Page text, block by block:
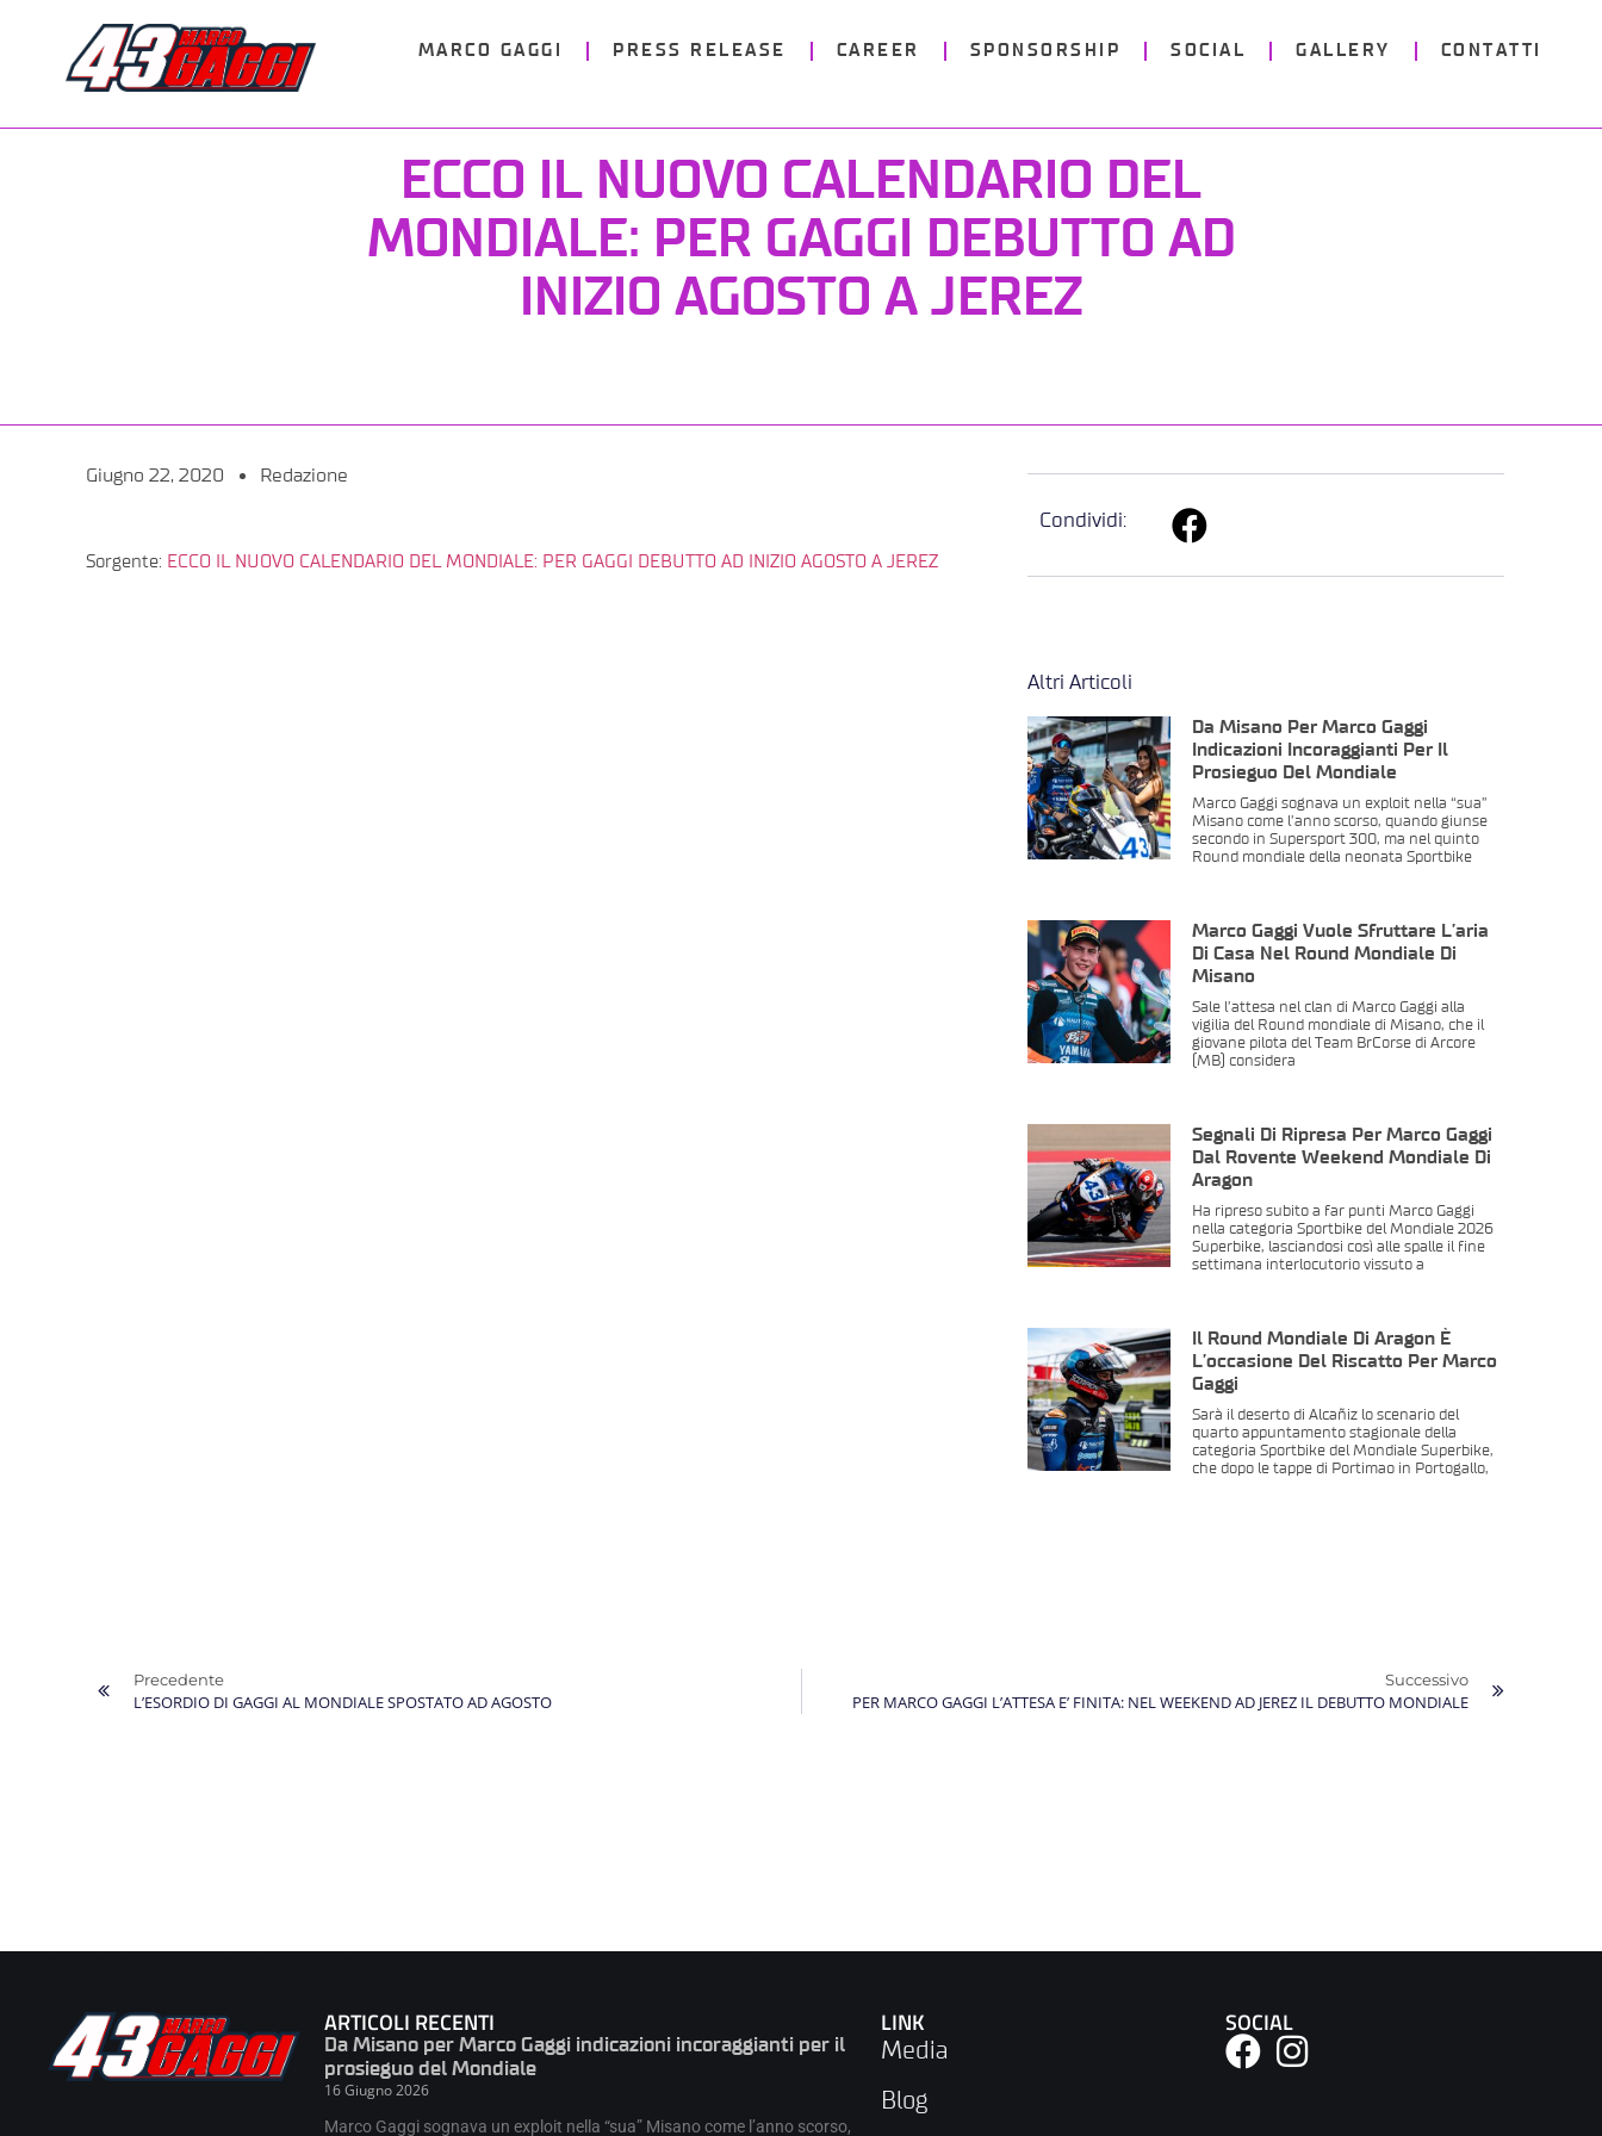
MARCO GAGGI PRESS RELEASE CAREER SPONSORSHIP SOCIAL GALLERY CONTATTI
ECCO IL NUOVO CALENDARIO DEL
MONDIALE: PER GAGGI DEBUTTO AD
INIZIO AGOSTO A JEREZ
Giugno 22, 2020 Redazione
Sorgente: ECCO IL NUOVO CALENDARIO DEL MONDIALE: PER GAGGI DEBUTTO AD INIZIO AGOSTO A JEREZ
Condividi:
Altri Articoli
Da Misano Per Marco Gaggi
Indicazioni Incoraggianti Per Il
Prosieguo Del Mondiale
Marco Gaggi sognava un exploit nella “sua”
Misano come l’anno scorso, quando giunse
secondo in Supersport 300, ma nel quinto
Round mondiale della neonata Sportbike
Marco Gaggi Vuole Sfruttare L’aria
Di Casa Nel Round Mondiale Di
Misano
Sale l’attesa nel clan di Marco Gaggi alla
vigilia del Round mondiale di Misano, che il
giovane pilota del Team BrCorse di Arcore
(MB) considera
Segnali Di Ripresa Per Marco Gaggi
Dal Rovente Weekend Mondiale Di
Aragon
Ha ripreso subito a far punti Marco Gaggi
nella categoria Sportbike del Mondiale 2026
Superbike, lasciandosi così alle spalle il fine
settimana interlocutorio vissuto a
Il Round Mondiale Di Aragon È
L’occasione Del Riscatto Per Marco
Gaggi
Sarà il deserto di Alcañiz lo scenario del
quarto appuntamento stagionale della
categoria Sportbike del Mondiale Superbike,
che dopo le tappe di Portimao in Portogallo,
Precedente
L’ESORDIO DI GAGGI AL MONDIALE SPOSTATO AD AGOSTO
Successivo
PER MARCO GAGGI L’ATTESA E’ FINITA: NEL WEEKEND AD JEREZ IL DEBUTTO MONDIALE
ARTICOLI RECENTI
Da Misano per Marco Gaggi indicazioni incoraggianti per il
prosieguo del Mondiale
16 Giugno 2026
Marco Gaggi sognava un exploit nella “sua” Misano come l’anno scorso,
LINK
Media
Blog
SOCIAL